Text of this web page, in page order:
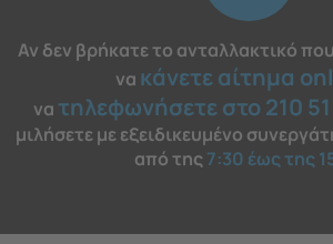
Αν δεν βρήκατε το ανταλλακτικό
να κάνετε αίτημα
νατηλεφωνήσετε στο 210
μιλήσετε με εξειδικευμένο
από της7:30 έως της